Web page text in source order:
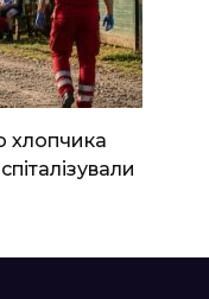
хлопчика